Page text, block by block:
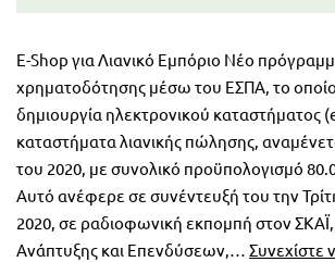
E-Shop για Λιανικό Εμπόριο Νέο
χρηματοδότησης μέσω του ΕΣΠΑ, το οποίο
δημιουργία ηλεκτρονικού καταστήματος
καταστήματα λιανικής πώλησης,
του 2020, με συνολικό προϋπολογισμό
Αυτό ανέφερε σε συνέντευξή του την
2020, σε ραδιοφωνική εκπομπή στον
Ανάπτυξης και Επενδύσεων,… Συνεχίστε